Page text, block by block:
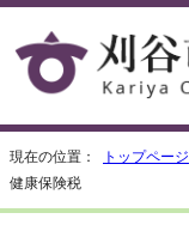
現在の位置： トップページ
健康保険税